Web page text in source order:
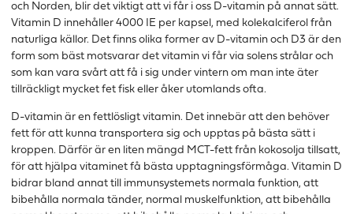
och Norden, blir det viktigt att vi får i oss D-vitamin på annat sätt.
Vitamin D innehåller 4000 IE per kapsel, med kolekalciferol från
naturliga källor. Det finns olika former av D-vitamin och D3 är den
form som bäst motsvarar det vitamin vi får via solens strålar och
som kan vara svårt att få i sig under vintern om man inte äter
tillräckligt mycket fet fisk eller åker utomlands ofta.
D-vitamin är en fettlösligt vitamin. Det innebär att den behöver
fett för att kunna transportera sig och upptas på bästa sätt i
kroppen. Därför är en liten mängd MCT-fett från kokosolja tillsatt,
för att hjälpa vitaminet få bästa upptagningsförmåga. Vitamin D
bidrar bland annat till immunsystemets normala funktion, att
bibehålla normala tänder, normal muskelfunktion, att bibehålla